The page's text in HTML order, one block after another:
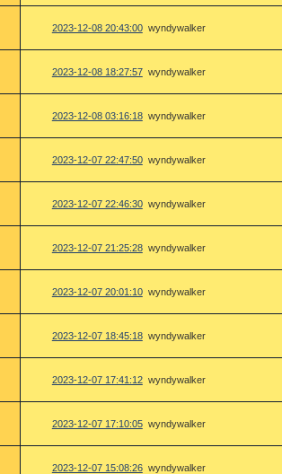
2023-12-08 20:43:00 wyndywalker
2023-12-08 18:27:57 wyndywalker
2023-12-08 03:16:18 wyndywalker
2023-12-07 22:47:50 wyndywalker
2023-12-07 22:46:30 wyndywalker
2023-12-07 21:25:28 wyndywalker
2023-12-07 20:01:10 wyndywalker
2023-12-07 18:45:18 wyndywalker
2023-12-07 17:41:12 wyndywalker
2023-12-07 17:10:05 wyndywalker
2023-12-07 15:08:26 wyndywalker